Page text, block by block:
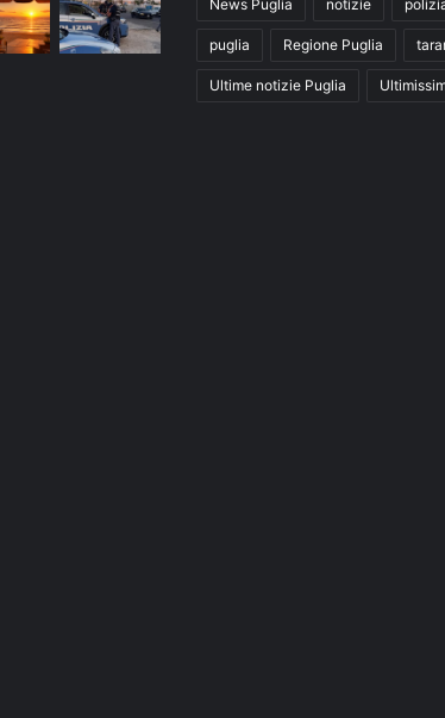
News Puglia notizie
puglia Regione Puglia
Ultime notizie Puglia